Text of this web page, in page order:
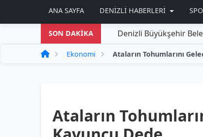
ANA SAYFA DENIZLI HABERLERI
SON DAKİKADenizli Büyükşehir
Ekonomi
Ataların